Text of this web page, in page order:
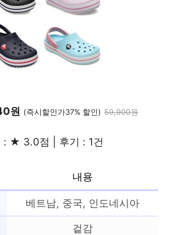
원 (즉시할인가37% 할인) 59,900원
: ★ 3.0점 | 후기 : 1건
내용
베트남, 중국, 인도네시아
겉감